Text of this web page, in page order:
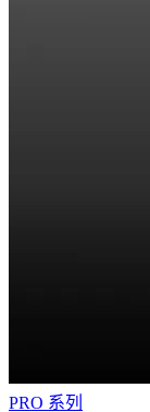
PRO 系列